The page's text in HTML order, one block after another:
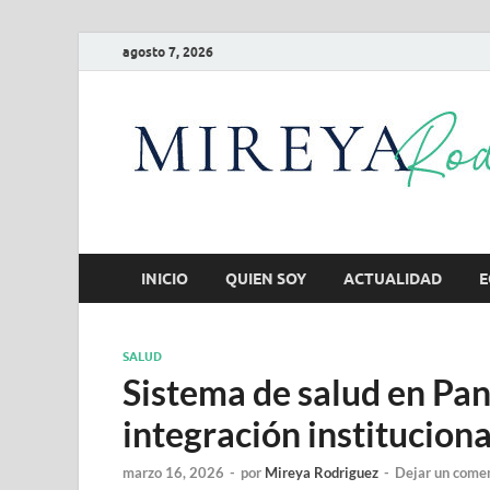
agosto 7, 2026
INICIO QUIEN SOY ACTUALIDAD
SALUD
Sistema de salud en
integración
marzo 16, 2026 - por Mireya Rodriguez - Dejar un